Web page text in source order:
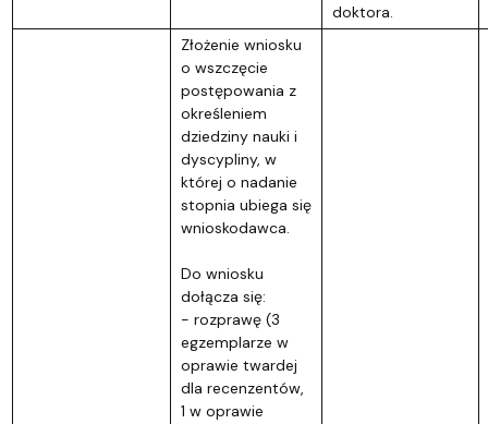
doktora.
Złożenie wniosku
o wszczęcie
postępowania z
określeniem
dziedziny nauki i
dyscypliny, w
której o nadanie
stopnia ubiega się
wnioskodawca.
Do wniosku
dołącza się:
- rozprawę (3
egzemplarze w
oprawie twardej
dla recenzentów,
1 w oprawie